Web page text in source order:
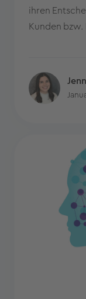
ihren
Kunden